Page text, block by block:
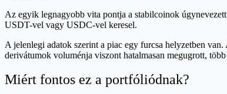
Az egyik legnagyobb vita pontja a stabilcoinok
USDT-vel vagy USDC-vel keresel.
A jelenlegi adatok szerint a piac egy furcsa helyzetben
derivátumok voluménja viszont hatalmasan megugrott,
Miért fontos ez a portfóliódnak?